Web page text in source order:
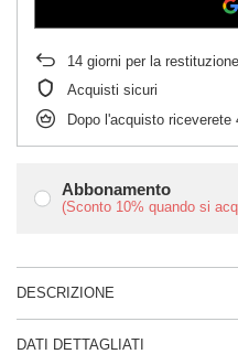
Abbonamento
(Sconto 10% quando si
14 giorni per la restituzione
Acquisti sicuri
Dopo l'acquisto riceverete
DESCRIZIONE
DATI DETTAGLIATI